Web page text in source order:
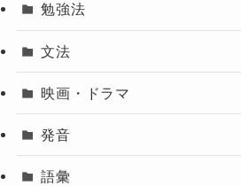
勉強法
文法
映画・ドラマ
発音
語彙